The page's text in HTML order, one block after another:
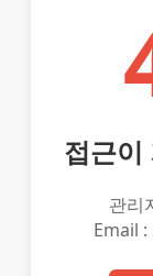
접근이
관리
Email